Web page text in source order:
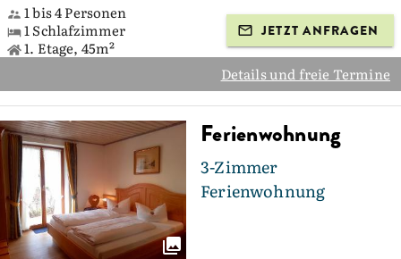
1 bis 4 Personen
1 Schlafzimmer
1. Etage, 45m²
JETZT ANFRAGEN
Details und freie Termine
Ferienwohnung
3-Zimmer
Ferienwohnung